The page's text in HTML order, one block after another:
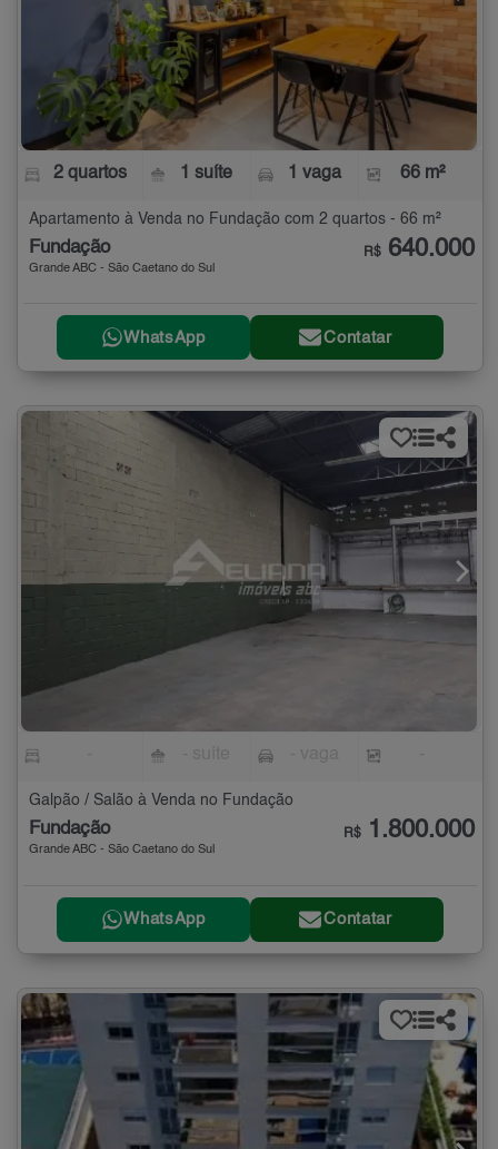
2 quartos 1 suíte 1 vaga 66 m²
Apartamento à Venda no Fundação com 2 quartos - 66 m²
Fundação
Grande ABC - São Caetano do Sul
R$ 640.000
WhatsApp Contatar
Galpão / Salão à Venda no Fundação
Fundação
Grande ABC - São Caetano do Sul
R$ 1.800.000
WhatsApp Contatar